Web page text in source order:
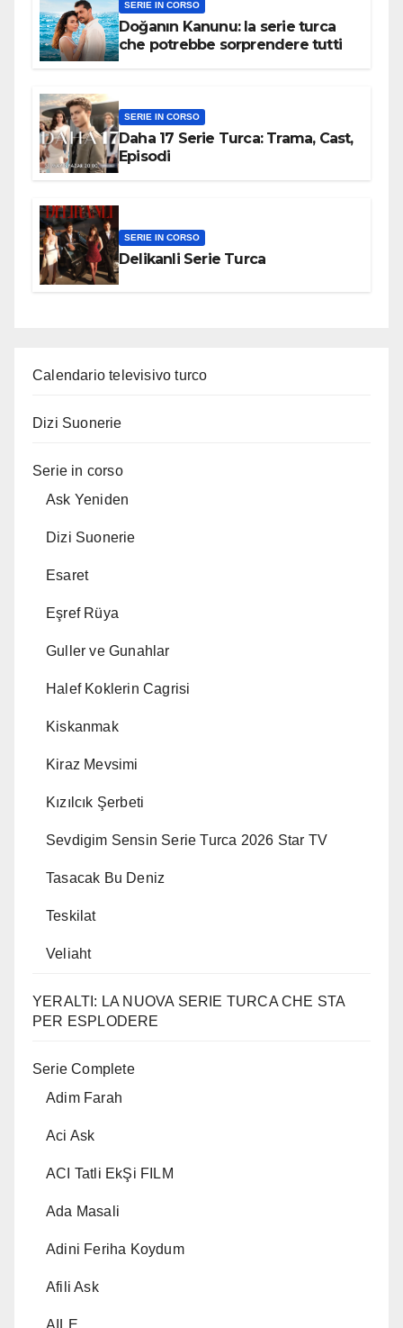
SERIE IN CORSO
Doğanın Kanunu: la serie turca
che potrebbe sorprendere tutti
SERIE IN CORSO
Daha 17 Serie Turca: Trama, Cast,
Episodi
SERIE IN CORSO
Delikanli Serie Turca
Calendario televisivo turco
Dizi Suonerie
Serie in corso
Ask Yeniden
Dizi Suonerie
Esaret
Eşref Rüya
Guller ve Gunahlar
Halef Koklerin Cagrisi
Kiskanmak
Kiraz Mevsimi
Kızılcık Şerbeti
Sevdigim Sensin Serie Turca 2026 Star TV
Tasacak Bu Deniz
Teskilat
Veliaht
YERALTI: LA NUOVA SERIE TURCA CHE STA
PER ESPLODERE
Serie Complete
Adim Farah
Aci Ask
ACI Tatli EkŞi FILM
Ada Masali
Adini Feriha Koydum
Afili Ask
AILE